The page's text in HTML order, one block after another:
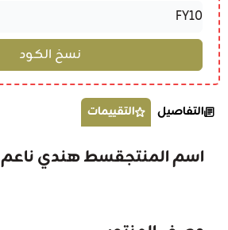
التفاصيل التقييمات
اسم المنتجقسط هندي ناعم